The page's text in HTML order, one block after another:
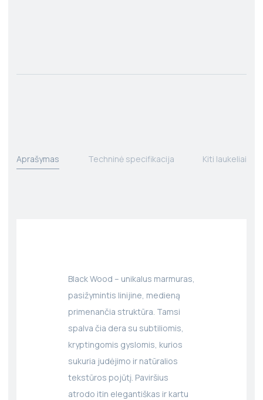
Aprašymas Techninė specifikacija Kiti laukeliai
Black Wood – unikalus marmuras,
pasižymintis linijine, medieną
primenančia struktūra. Tamsi
spalva čia dera su subtiliomis,
kryptingomis gyslomis, kurios
sukuria judėjimo ir natūralios
tekstūros pojūtį. Paviršius
atrodo itin elegantiškas ir kartu